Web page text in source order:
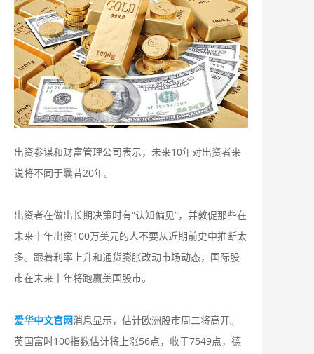
出资参谋和财富管理公司表示，未来10年对出资者来
说将不同于曩昔20年。
出资者在做出长期决策时有“认知偏见”，并敦促那些在
未来十年出资100万美元的人不要从近期前史中推断太
多。跟着利率上升和通货膨胀改动市场动态，国际股
市在未来十年将跑赢美国股市。
爱华中文官网消息显示，估计欧洲股市周二将高开。
英国富时100指数估计将上涨56点，收于7549点，德